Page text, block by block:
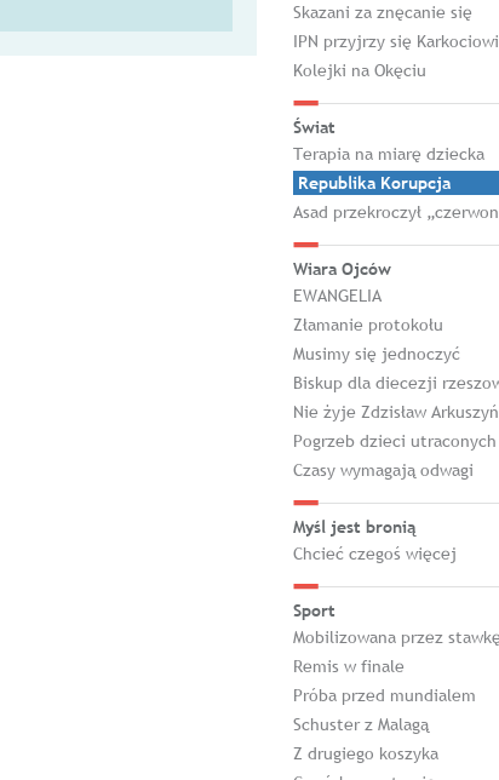
Skazani za znęcanie się
IPN przyjrzy się Karkociowi
Kolejki na Okęciu
Świat
Terapia na miarę dziecka
Republika Korupcja
Asad przekroczył
Wiara Ojców
EWANGELIA
Złamanie protokołu
Musimy się jednoczyć
Biskup dla diecezji
Nie żyje Zdzisław
Pogrzeb dzieci utraconych
Czasy wymagają odwagi
Myśl jest bronią
Chcieć czegoś więcej
Sport
Mobilizowana przez stawkę
Remis w finale
Próba przed mundialem
Schuster z Malagą
Z drugiego koszyka